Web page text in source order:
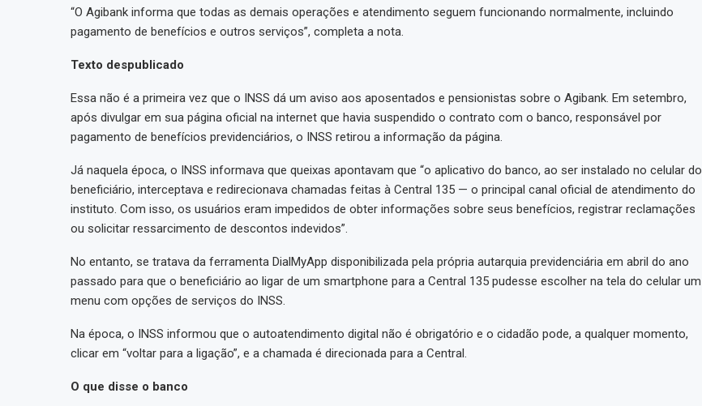
“O Agibank informa que todas as demais operações e atendimento seguem funcionando normalmente, incluindo
pagamento de benefícios e outros serviços”, completa a nota.
Texto despublicado
Essa não é a primeira vez que o INSS dá um aviso aos aposentados e pensionistas sobre o Agibank. Em setembro,
após divulgar em sua página oficial na internet que havia suspendido o contrato com o banco, responsável por
pagamento de benefícios previdenciários, o INSS retirou a informação da página.
Já naquela época, o INSS informava que queixas apontavam que “o aplicativo do banco, ao ser instalado no celular do
beneficiário, interceptava e redirecionava chamadas feitas à Central 135 — o principal canal oficial de atendimento do
instituto. Com isso, os usuários eram impedidos de obter informações sobre seus benefícios, registrar reclamações
ou solicitar ressarcimento de descontos indevidos”.
No entanto, se tratava da ferramenta DialMyApp disponibilizada pela própria autarquia previdenciária em abril do ano
passado para que o beneficiário ao ligar de um smartphone para a Central 135 pudesse escolher na tela do celular um
menu com opções de serviços do INSS.
Na época, o INSS informou que o autoatendimento digital não é obrigatório e o cidadão pode, a qualquer momento,
clicar em “voltar para a ligação”, e a chamada é direcionada para a Central.
O que disse o banco